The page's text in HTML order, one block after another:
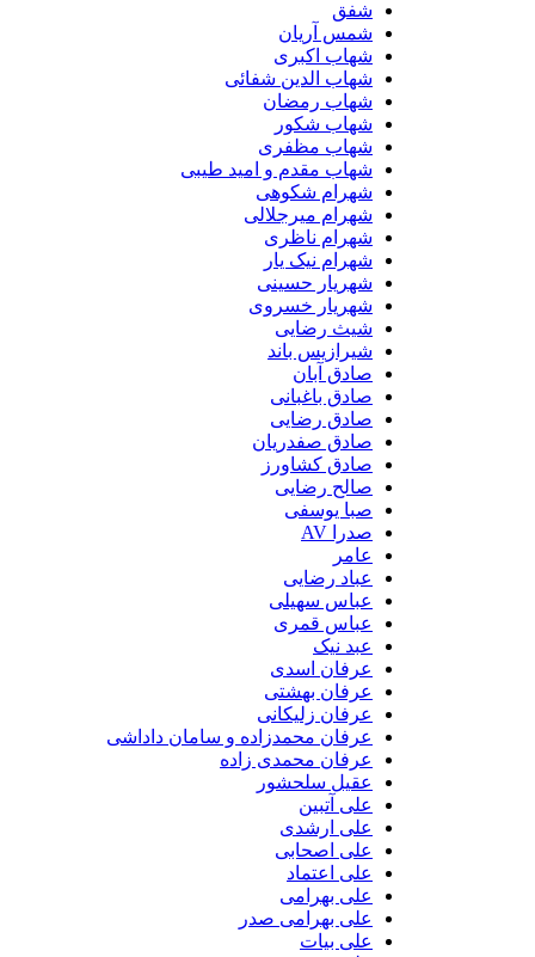
شمس آریان
شهاب اکبری
شهاب الدین شفائی
شهاب رمضان
شهاب شکور
شهاب مظفری
شهاب مقدم و امید طیبی
شهرام شکوهی
شهرام میرجلالی
شهرام ناظری
شهرام نیک یار
شهریار حسینی
شهریار خسروی
شیث رضایی
شیرازیس باند
صادق آبان
صادق باغبانی
صادق رضایی
صادق صفدریان
صادق کشاورز
صالح رضایی
صبا یوسفی
عباد رضایی
عباس سهیلی
عباس قمری
عبد نیک
عرفان اسدی
عرفان بهشتی
عرفان زلیکانی
عرفان محمدزاده و سامان داداشی
عرفان محمدی زاده
عقیل سلحشور
علی آتبین
علی ارشدی
علی اصحابی
علی اعتماد
علی بهرامی
علی بهرامی صدر
علی بیات